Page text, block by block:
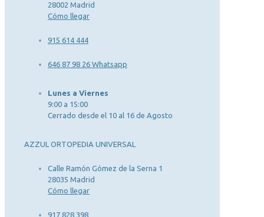
28002 Madrid
Cómo llegar
915 614 444
646 87 98 26 Whatsapp
Lunes a Viernes
9:00 a 15:00
Cerrado desde el 10 al 16 de Agosto
AZZUL ORTOPEDIA UNIVERSAL
Calle Ramón Gómez de la Serna 1
28035 Madrid
Cómo llegar
917 828 398